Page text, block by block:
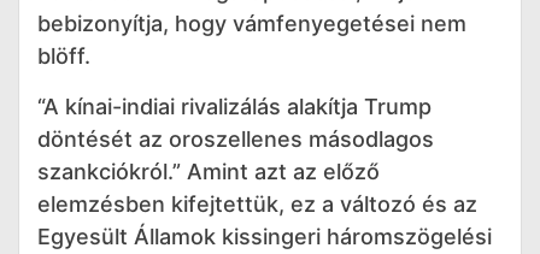
bebizonyítja, hogy vámfenyegetései nem
blöff.
“A kínai-indiai rivalizálás alakítja Trump
döntését az oroszellenes másodlagos
szankciókról.” Amint azt az előző
elemzésben kifejtettük, ez a változó és az
Egyesült Államok kissingeri háromszögelési